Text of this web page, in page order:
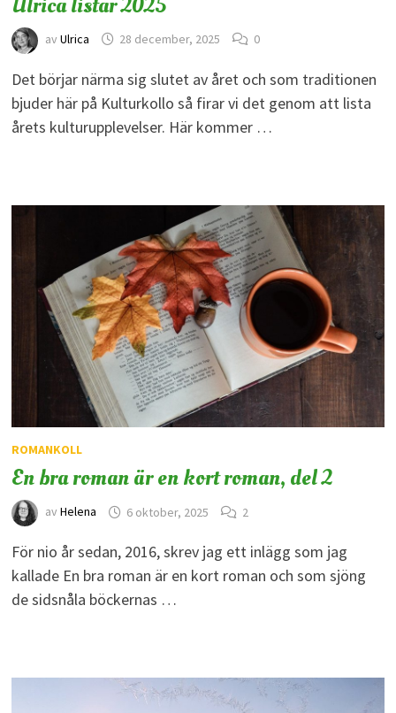
av Ulrica 28 december, 2025 0
Det börjar närma sig slutet av året och som traditionen
bjuder här på Kulturkollo så firar vi det genom att lista
årets kulturupplevelser. Här kommer …
ROMANKOLL
En bra roman är en kort roman, del 2
av Helena 6 oktober, 2025 2
För nio år sedan, 2016, skrev jag ett inlägg som jag
kallade En bra roman är en kort roman och som sjöng
de sidsnåla böckernas …